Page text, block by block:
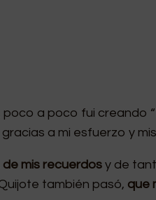
poco a poco fui creando “
a mi esfuerzo y
de mis recuerdos y de
también pasó, que